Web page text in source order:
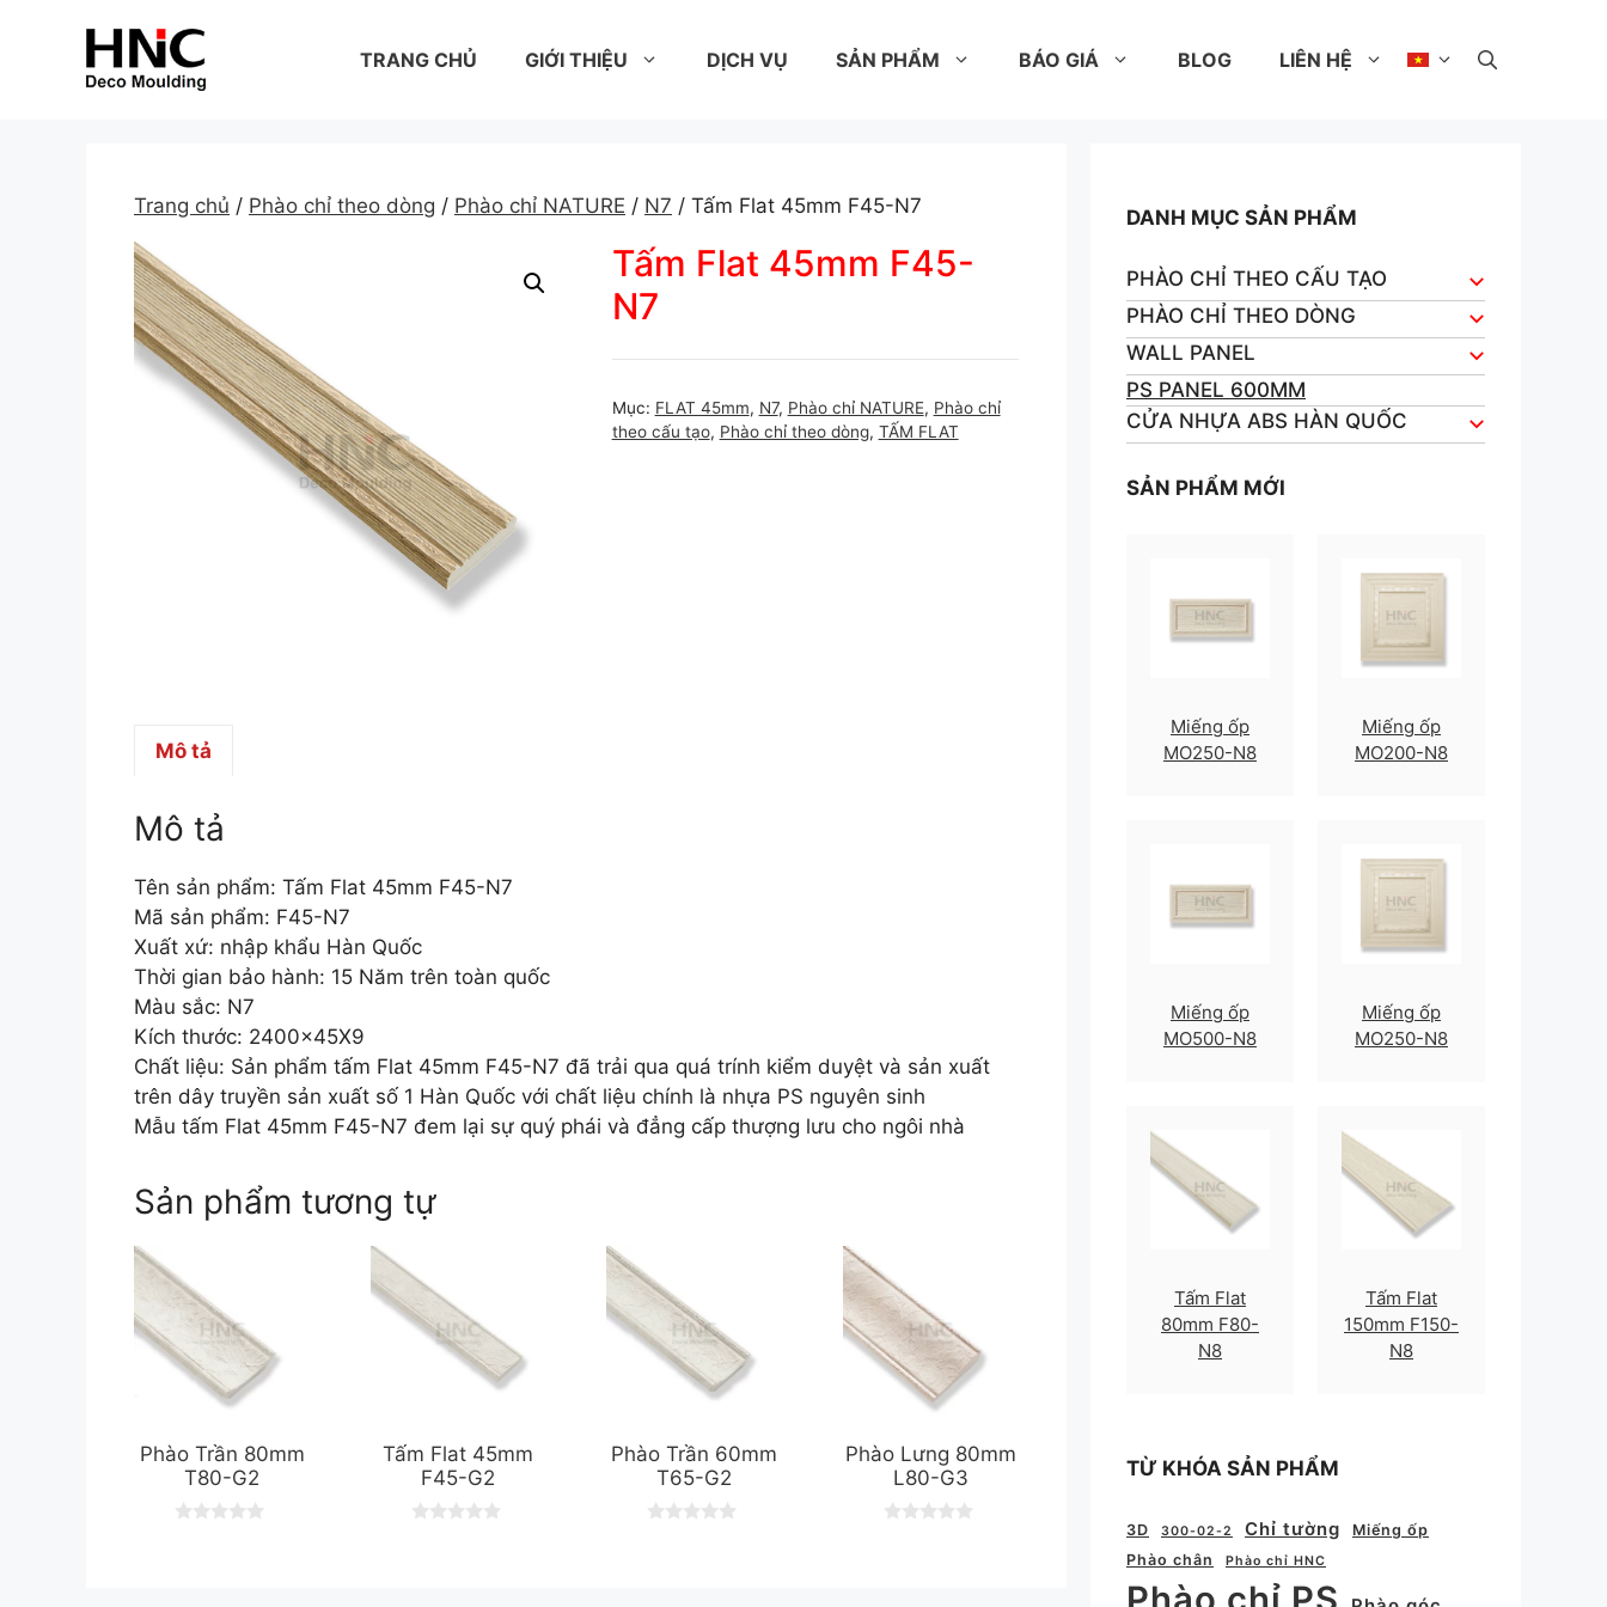
TRANG CHỦ GIỚI THIỆU DỊCH VỤ SẢN PHẨM BÁO GIÁ BLOG LIÊN HỆ
Trang chủ / Phào chỉ theo dòng / Phào chỉ NATURE / N7 / Tấm Flat 45mm F45-N7
Tấm Flat 45mm F45-
N7
Mục: FLAT 45mm, N7, Phào chỉ NATURE, Phào chỉ
theo cấu tạo, Phào chỉ theo dòng, TẤM FLAT
Mô tả
Mô tả
Tên sản phẩm: Tấm Flat 45mm F45-N7
Mã sản phẩm: F45-N7
Xuất xứ: nhập khẩu Hàn Quốc
Thời gian bảo hành: 15 Năm trên toàn quốc
Màu sắc: N7
Kích thước: 2400x45X9
Chất liệu: Sản phẩm tấm Flat 45mm F45-N7 đã trải qua quá trính kiểm duyệt và sản xuất
trên dây truyền sản xuất số 1 Hàn Quốc với chất liệu chính là nhựa PS nguyên sinh
Mẫu tấm Flat 45mm F45-N7 đem lại sự quý phái và đẳng cấp thượng lưu cho ngôi nhà
Sản phẩm tương tự
Phào Trần 80mm
T80-G2
Tấm Flat 45mm
F45-G2
Phào Trần 60mm
T65-G2
Phào Lưng 80mm
L80-G3
DANH MỤC SẢN PHẨM
PHÀO CHỈ THEO CẤU TẠO
PHÀO CHỈ THEO DÒNG
WALL PANEL
PS PANEL 600MM
CỬA NHỰA ABS HÀN QUỐC
SẢN PHẨM MỚI
Miếng ốp
MO250-N8
Miếng ốp
MO200-N8
Miếng ốp
MO500-N8
Miếng ốp
MO250-N8
Tấm Flat
80mm F80-
N8
Tấm Flat
150mm F150-
N8
TỪ KHÓA SẢN PHẨM
3D 300-02-2 Chỉ tường
Miếng ốp
Phào chân
Phào chỉ HNC